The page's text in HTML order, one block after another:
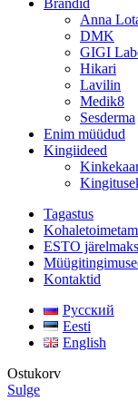
Brändid
Anna
DMK
GIGI
Hikari
Lavilin
Medik8
Sesderma
Enim müüdud
Kingiideed
Tagastus
ESTO järelmaks
Kontaktid
Русский
Eesti
English
Ostukorv
Sulge